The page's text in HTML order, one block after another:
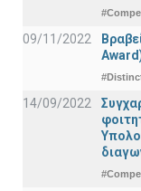
09/11/2022
14/09/2022